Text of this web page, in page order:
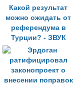
Какой результат
можно ожидать от
референдума в
Турции? - ЗВУК